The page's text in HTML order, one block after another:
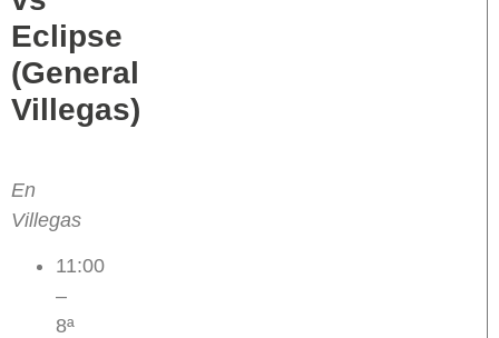
Eclipse
(General
Villegas)
En
Villegas
11:00
–
8ª